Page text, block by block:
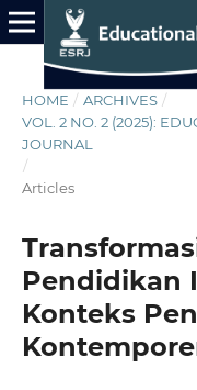
HOME / ARCHIVES /
VOL. 2 NO. 2 (2025):
JOURNAL
/
Articles
Pendidikan
Konteks